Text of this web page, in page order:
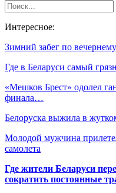
Интересное:
Зимний забег по
Где в Беларуси самый
«Мешков Брест» одолел
финала…
Белоруска выжила в
Молодой мужчина
самолета
Где жители Беларуси
сократить постоянные